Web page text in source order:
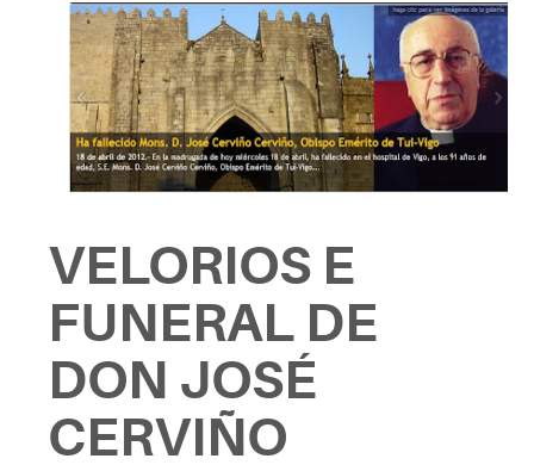
VELORIOS E
FUNERAL DE
DON JOSÉ
CERVIÑO